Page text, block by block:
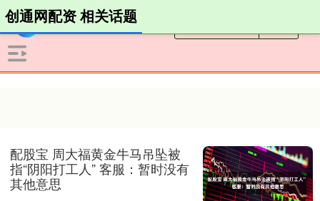
创通网配资 相关话题
配股宝 周大福黄金牛马吊坠被
指“阴阳打工人” 客服：暂时没有
其他意思